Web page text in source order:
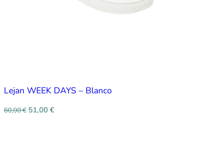
Lejan WEEK DAYS – Blanco
60,00€ 51,00 €